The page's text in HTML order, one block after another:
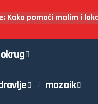
Kako pomoći malim i
okrug
mozaik